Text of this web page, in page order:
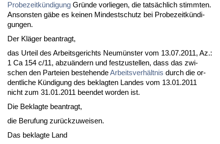
Pro­be­zeitkündi­gung Gründe vor­lie­gen, die tatsächlich stimm­ten.
An­sons­ten gäbe es kei­nen Min­dest­schutz bei Pro­be­zeitkündi­
gun­gen.
Der Kläger be­an­tragt,
das Ur­teil des Ar­beits­ge­richts Ne­umüns­ter vom 13.07.2011, Az.:
1 Ca 154 c/11, ab­zuändern und fest­zu­stel­len, dass das zwi­
schen den Par­tei­en be­ste­hen­deAr­beits­verhält­nis durch die or­
dent­li­che Kündi­gung des be­klag­ten Lan­des vom 13.01.2011
nicht zum 31.01.2011 be­en­det wor­den ist.
Die Be­klag­te be­an­tragt,
die Be­ru­fung zurück­zu­wei­sen.
Das be­klag­te Land